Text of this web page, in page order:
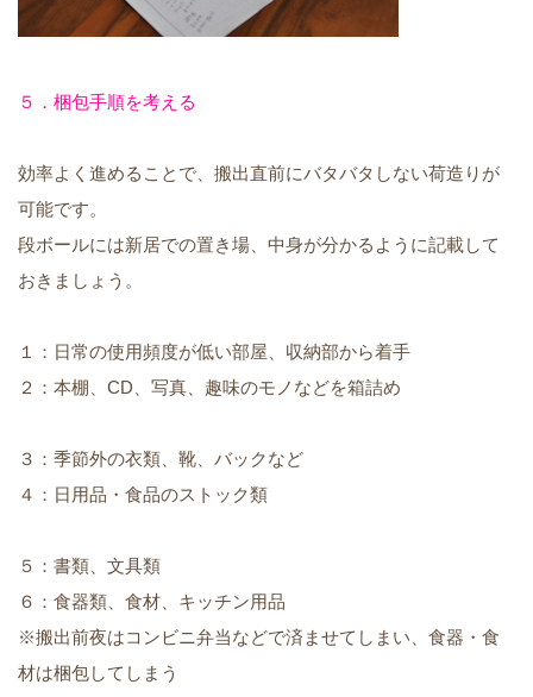
５．梱包手順を考える
効率よく進めることで、搬出直前にバタバタしない荷造りが
可能です。
段ボールには新居での置き場、中身が分かるように記載して
おきましょう。
１：日常の使用頻度が低い部屋、収納部から着手
２：本棚、CD、写真、趣味のモノなどを箱詰め
３：季節外の衣類、靴、バックなど
４：日用品・食品のストック類
５：書類、文具類
６：食器類、食材、キッチン用品
※搬出前夜はコンビニ弁当などで済ませてしまい、食器・食
材は梱包してしまう